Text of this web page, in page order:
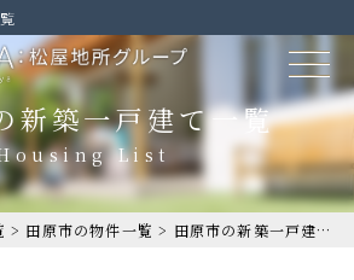
> 田原市の物件一覧 > 田原市の新築一戸建て一覧
新築一戸建て一覧